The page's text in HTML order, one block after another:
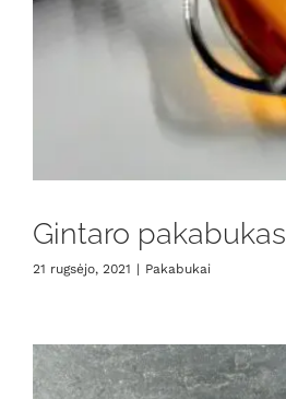
Gintaro pakabukas
21 rugsėjo, 2021 | Pakabukai